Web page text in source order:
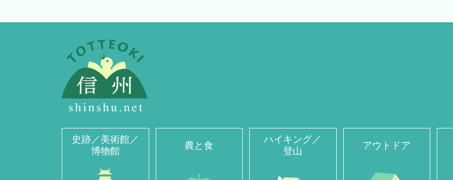
史跡／美術館／
博物館
農と食
ハイキング／
登山
アウトドア